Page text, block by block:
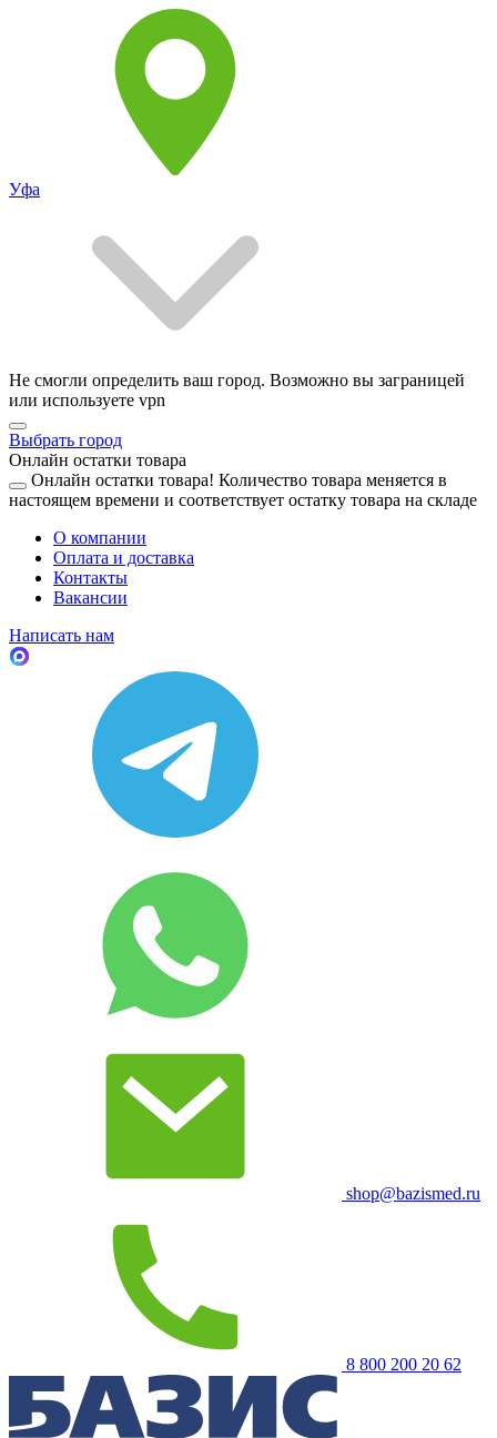
Уфа
Не смогли определить ваш город. Возможно вы заграницей
или используете vpn
Выбрать город
Онлайн остатки товара
Онлайн остатки товара! Количество товара меняется в
настоящем времени и соответствует остатку товара на складе
О компании
Оплата и доставка
Контакты
Вакансии
Написать нам
shop@bazismed.ru
8 800 200 20 62